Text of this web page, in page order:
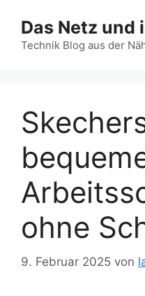
Inhalt
springen
Das Netz und
Technik Blog aus der
ohne
9. Februar 2025 von